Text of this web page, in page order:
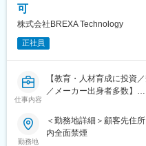
ネジメント
・既導入システムの維持保
・パブリッククラウド（
【働く環境】
フロント本部です。
配属組織は社員50名規模
属しています。
可
株式会社BREXA Technology
正社員
仕事内容
【教育・人材育成に投資
／メーカー出身者多数】
■業務内容：
業務用厨房機器の出張ベ
勤務地
＜勤務地詳細＞顧客先住
内全面禁煙